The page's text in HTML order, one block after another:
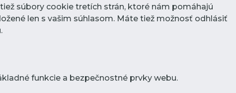
súbory cookie tretích strán, ktoré nám pomáhajú
len s vašim súhlasom. Máte tiež možnosť odhlásiť
funkcie a bezpečnostné prvky webu.